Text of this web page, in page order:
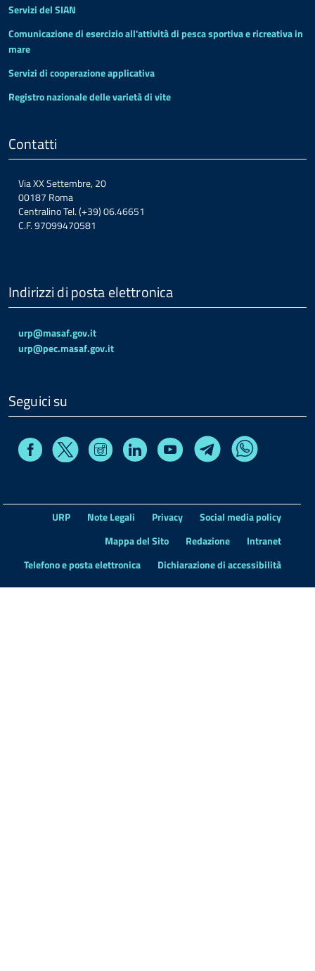
Servizi del SIAN
Comunicazione di esercizio all'attività di pesca sportiva e ricreativa in
mare
Servizi di cooperazione applicativa
Registro nazionale delle varietà di vite
Contatti
Via XX Settembre, 20
00187 Roma
Centralino Tel. (+39) 06.46651
C.F. 97099470581
Indirizzi di posta elettronica
urp@masaf.gov.it
urp@pec.masaf.gov.it
Seguici su
FacebookX Instagram Linkedin Youtube TelegramWhatsapp
URP Note Legali Privacy
Social media policy
Mappa del Sito
Redazione
Intranet
Telefono e posta elettronica
Dichiarazione di accessibilità